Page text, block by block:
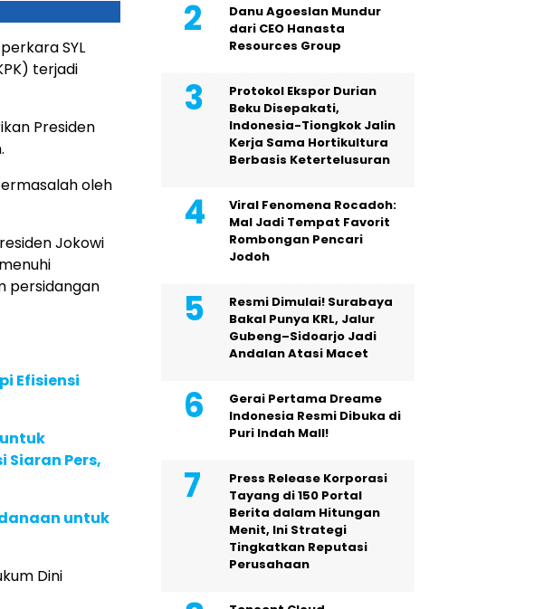
SYL
terjadi
Presiden
oleh
Jokowi
persidangan
Efisiensi
Siaran Pers,
untuk
Dini
Danu Agoeslan Mundur
dari CEO Hanasta
Resources Group
Protokol Ekspor Durian
Beku Disepakati,
Indonesia-Tiongkok Jalin
Kerja Sama Hortikultura
Berbasis Ketertelusuran
Viral Fenomena Rocadoh:
Mal Jadi Tempat Favorit
Rombongan Pencari
Jodoh
Resmi Dimulai! Surabaya
Bakal Punya KRL, Jalur
Gubeng–Sidoarjo Jadi
Andalan Atasi Macet
Gerai Pertama Dreame
Indonesia Resmi Dibuka di
Puri Indah Mall!
Press Release Korporasi
Tayang di 150 Portal
Berita dalam Hitungan
Menit, Ini Strategi
Tingkatkan Reputasi
Perusahaan